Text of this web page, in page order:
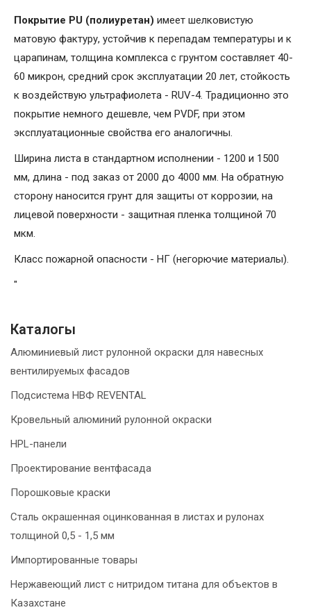
Покрытие PU (полиуретан) имеет шелковистую
матовую фактуру, устойчив к перепадам температуры и к
царапинам, толщина комплекса с грунтом составляет 40-
60 микрон, средний срок эксплуатации 20 лет, стойкость
к воздействую ультрафиолета - RUV-4. Традиционно это
покрытие немного дешевле, чем PVDF, при этом
эксплуатационные свойства его аналогичны.
Ширина листа в стандартном исполнении - 1200 и 1500
мм, длина - под заказ от 2000 до 4000 мм. На обратную
сторону наносится грунт для защиты от коррозии, на
лицевой поверхности - защитная пленка толщиной 70
мкм.
Класс пожарной опасности - НГ (негорючие материалы).
"
Каталогы
Алюминиевый лист рулонной окраски для навесных
вентилируемых фасадов
Подсистема НВФ REVENTAL
Кровельный алюминий рулонной окраски
HPL-панели
Проектирование вентфасада
Порошковые краски
Сталь окрашенная оцинкованная в листах и рулонах
толщиной 0,5 - 1,5 мм
Импортированные товары
Нержавеющий лист с нитридом титана для объектов в
Казахстане